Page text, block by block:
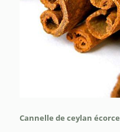
Cannelle de ceylan écorce